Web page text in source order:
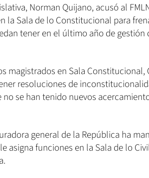
Norman Quijano, acusó al
la Sala de lo Constitucional para
tener en el último año de gestión
magistrados en Sala Constitucional,
resoluciones de
se han tenido nuevos
general de la República ha
asigna funciones en la Sala de lo